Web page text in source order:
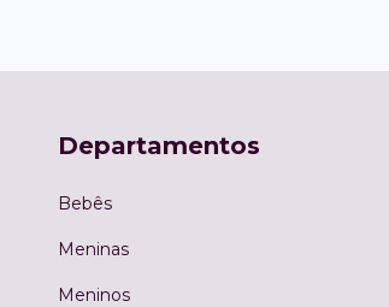
Departamentos
Bebês
Meninas
Meninos